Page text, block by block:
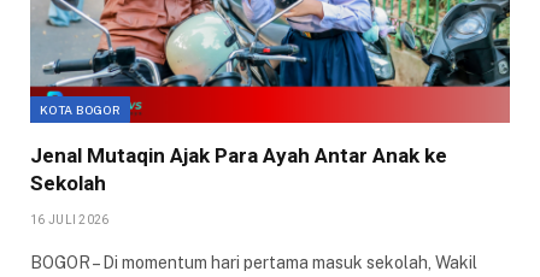
KOTA BOGOR
Jenal Mutaqin Ajak Para Ayah Antar Anak ke
Sekolah
16 JULI 2026
BOGOR – Di momentum hari pertama masuk sekolah, Wakil